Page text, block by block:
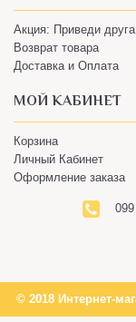
Акция: Приведи друга
Возврат товара
Доставка и Оплата
Корзина
Личный Кабинет
Оформление заказа